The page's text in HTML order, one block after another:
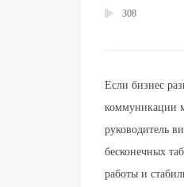
308
Если бизнес
коммуникации
руководитель
бесконечных
работы и